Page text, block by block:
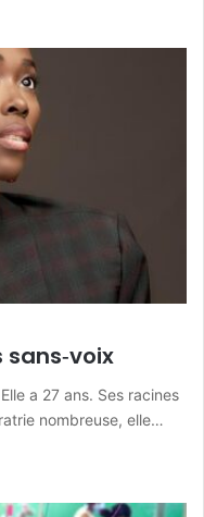
sans‑voix
a 27 ans. Ses racines
nombreuse, elle…